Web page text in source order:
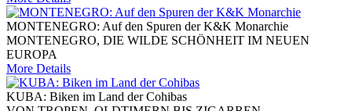
MONTENEGRO: Auf den Spuren der K&K Monarchie
MONTENEGRO, DIE WILDE SCHÖNHEIT IM NEUEN
EUROPA
More Details
KUBA: Biken im Land der Cohibas